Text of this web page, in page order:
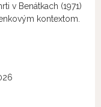
v Benátkach (1971)
kontextom.